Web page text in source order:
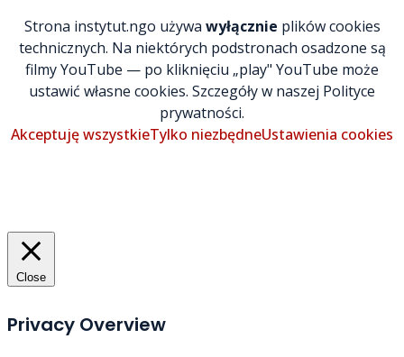
Strona instytut.ngo używa wyłącznie plików cookies
technicznych. Na niektórych podstronach osadzone są
filmy YouTube — po kliknięciu „play" YouTube może
ustawić własne cookies. Szczegóły w naszej Polityce
prywatności.
Akceptuję wszystkieTylko niezbędneUstawienia cookies
Close
Privacy Overview